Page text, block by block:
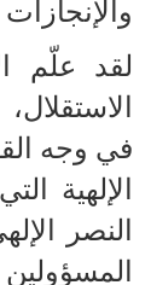
والإنجازات
لقد علّم
في وجه
الإلهية
النصر